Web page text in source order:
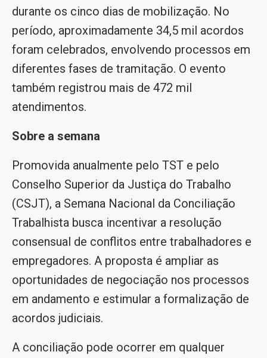
durante os cinco dias de mobilização. No
período, aproximadamente 34,5 mil acordos
foram celebrados, envolvendo processos em
diferentes fases de tramitação. O evento
também registrou mais de 472 mil
atendimentos.
Sobre a semana
Promovida anualmente pelo TST e pelo
Conselho Superior da Justiça do Trabalho
(CSJT), a Semana Nacional da Conciliação
Trabalhista busca incentivar a resolução
consensual de conflitos entre trabalhadores e
empregadores. A proposta é ampliar as
oportunidades de negociação nos processos
em andamento e estimular a formalização de
acordos judiciais.
A conciliação pode ocorrer em qualquer